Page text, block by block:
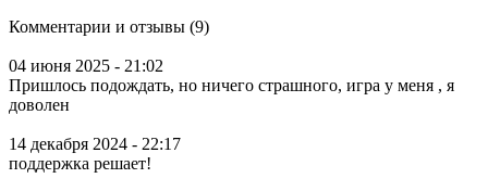
Комментарии и отзывы (9)
04 июня 2025 - 21:02
Пришлось подождать, но ничего страшного, игра у меня , я
доволен
14 декабря 2024 - 22:17
поддержка решает!